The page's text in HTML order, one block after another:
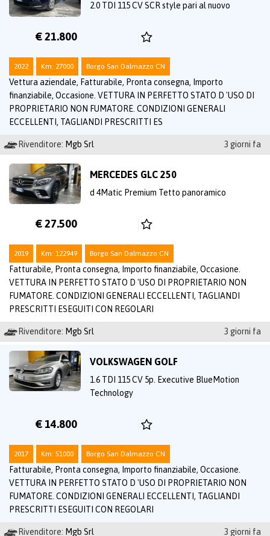
2.0 TDI 115 CV SCR style pari al nuovo
€ 21.800
2022 Km: 27000 Borgo San Dalmazzo CN
Vettura aziendale, Fatturabile, Pronta consegna, Importo
finanziabile, Occasione. VETTURA IN PERFETTO STATO D 'USO DI
PROPRIETARIO NON FUMATORE. CONDIZIONI GENERALI
ECCELLENTI, TAGLIANDI PRESCRITTI ES
Rivenditore: Mgb Srl 3 giorni fa
MERCEDES GLC 250
d 4Matic Premium Tetto panoramico
€ 27.500
2019 Km: 122949 Borgo San Dalmazzo CN
Fatturabile, Pronta consegna, Importo finanziabile, Occasione.
VETTURA IN PERFETTO STATO D 'USO DI PROPRIETARIO NON
FUMATORE. CONDIZIONI GENERALI ECCELLENTI, TAGLIANDI
PRESCRITTI ESEGUITI CON REGOLARI
Rivenditore: Mgb Srl 3 giorni fa
VOLKSWAGEN GOLF
1.6 TDI 115 CV 5p. Executive BlueMotion
Technology
€ 14.800
2017 Km: 51000 Borgo San Dalmazzo CN
Fatturabile, Pronta consegna, Importo finanziabile, Occasione.
VETTURA IN PERFETTO STATO D 'USO DI PROPRIETARIO NON
FUMATORE. CONDIZIONI GENERALI ECCELLENTI, TAGLIANDI
PRESCRITTI ESEGUITI CON REGOLARI
Rivenditore: Mgb Srl 3 giorni fa